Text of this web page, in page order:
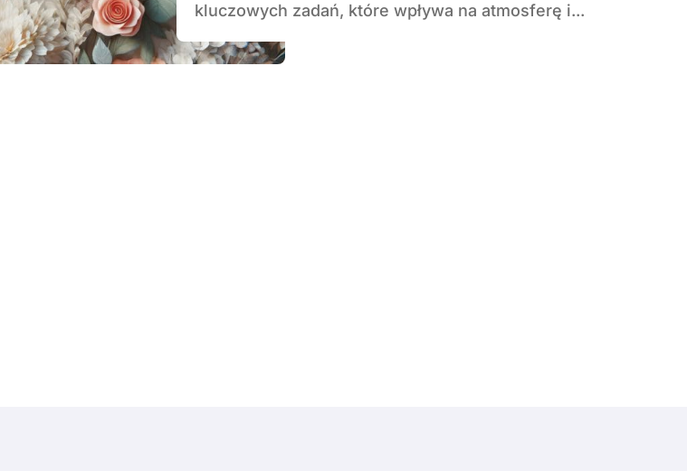
kluczowych zadań, które wpływa na atmosferę i...